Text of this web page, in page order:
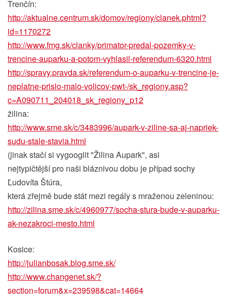
Trenčín:
http://aktualne.centrum.sk/domov/regiony/clanek.phtml?
id=1170272
http://www.fmg.sk/clanky/primator-predal-pozemky-v-
trencine-auparku-a-potom-vyhlasil-referendum-6320.html
http://spravy.pravda.sk/referendum-o-auparku-v-trencine-je-
neplatne-prislo-malo-volicov-pwt-/sk_regiony.asp?
c=A090711_204018_sk_regiony_p12
žilina:
http://www.sme.sk/c/3483996/aupark-v-ziline-sa-aj-napriek-
sudu-stale-stavia.html
(jinak stačí si vygooglit "Žilina Aupark", asi
nejtypičtější pro naši bláznivou dobu je případ sochy
Ľudovíta Štúra,
která zřejmě bude stát mezi regály s mraženou zeleninou:
http://zilina.sme.sk/c/4960977/socha-stura-bude-v-auparku-
ak-nezakroci-mesto.html
Kosice:
http://julianbosak.blog.sme.sk/
http://www.changenet.sk/?
section=forum&x=239598&cat=14664